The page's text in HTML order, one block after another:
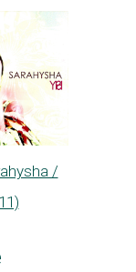
/